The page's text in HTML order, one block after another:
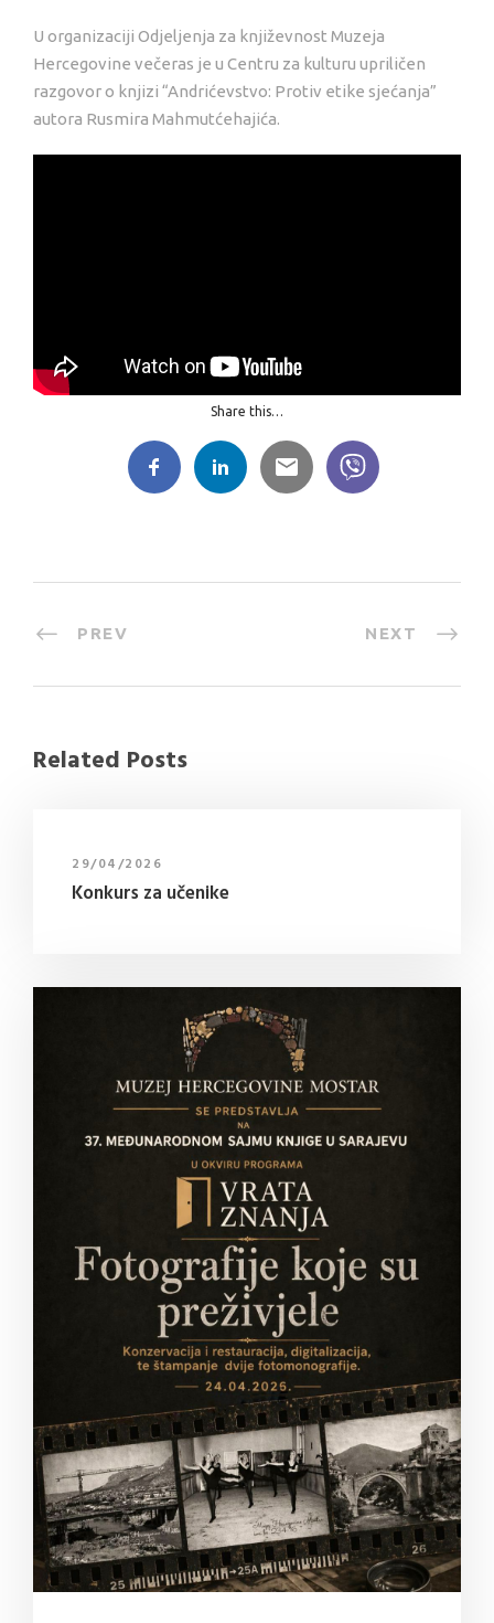
U organizaciji Odjeljenja za književnost Muzeja
Hercegovine večeras je u Centru za kulturu upriličen
razgovor o knjizi “Andrićevstvo: Protiv etike sjećanja”
autora Rusmira Mahmutćehajića.
Share this…
PREV NEXT
Related Posts
29/04/2026
Konkurs za učenike